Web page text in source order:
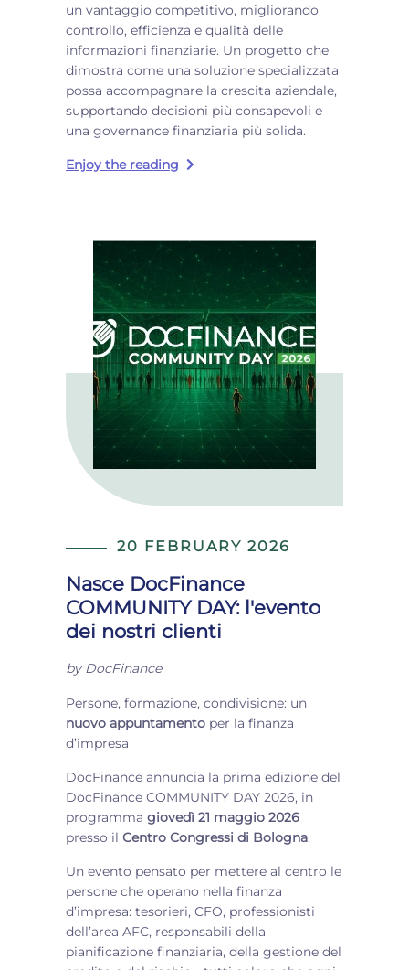
un vantaggio competitivo, migliorando
controllo, efficienza e qualità delle
informazioni finanziarie. Un progetto che
dimostra come una soluzione specializzata
possa accompagnare la crescita aziendale,
supportando decisioni più consapevoli e
una governance finanziaria più solida.
Enjoy the reading
20 FEBRUARY 2026
Nasce DocFinance
COMMUNITY DAY: l'evento
dei nostri clienti
by DocFinance
Persone, formazione, condivisione: un
nuovo appuntamento per la finanza
d’impresa
DocFinance annuncia la prima edizione del
DocFinance COMMUNITY DAY 2026, in
programma giovedì 21 maggio 2026
presso il Centro Congressi di Bologna.
Un evento pensato per mettere al centro le
persone che operano nella finanza
d’impresa: tesorieri, CFO, professionisti
dell’area AFC, responsabili della
pianificazione finanziaria, della gestione del